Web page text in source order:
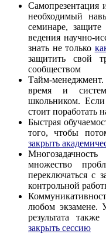
Самопрезентация
необходимый
семинаре,
ведения научно-
знать не только
защитить свой
сообществом
Тайм-
время и
школьником. Если
стоит поработать
Быстрая
того, чтобы
закрыть
множество
переключаться с
контрольной
любом экзамене.
результата
закрыть сессию